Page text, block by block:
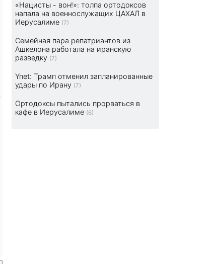
«Нацисты - вон!»: толпа ортодоксов
напала на военнослужащих ЦАХАЛ в
Иерусалиме (7)
Семейная пара репатриантов из
Ашкелона работала на иранскую
разведку (7)
Ynet: Трамп отменил запланированные
удары по Ирану (7)
Ортодоксы пытались прорваться в
кафе в Иерусалиме (6)